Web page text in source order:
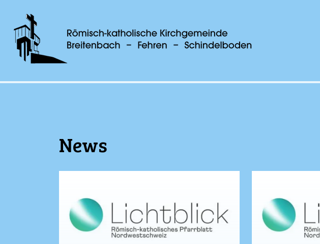
Navigation
röm.-kath. Kirchgemeinde Breitenbach - Fehren - Schindelboden
News